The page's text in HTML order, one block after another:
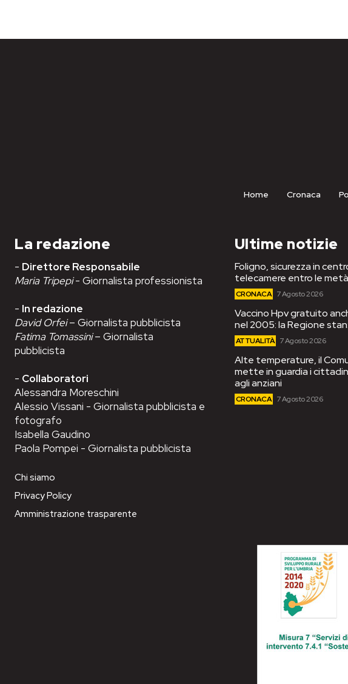
Home Cronaca
La redazione
- Direttore Responsabile
Maria Tripepi- Giornalista professionista
- In redazione
David Orfei– Giornalista pubblicista
Fatima Tomassini– Giornalista
pubblicista
- Collaboratori
Alessandra Moreschini
Alessio Vissani - Giornalista pubblicista e
fotografo
Isabella Gaudino
Paola Pompei - Giornalista pubblicista
Chi siamo
Privacy Policy
Amministrazione trasparente
Ultime notizie
Foligno, sicurezza in
telecamere entro le
CRONACA 7 Agosto 2026
Vaccino Hpv gratuito
nel 2005: la Regione
ATTUALITÀ 7 Agosto 2026
Alte temperature, il
mette in guardia i
agli anziani
CRONACA 7 Agosto 2026